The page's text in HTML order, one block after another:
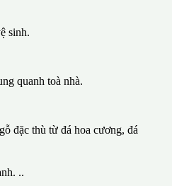
sinh.
quanh toà nhà.
đặc thù từ đá hoa cương, đá
..